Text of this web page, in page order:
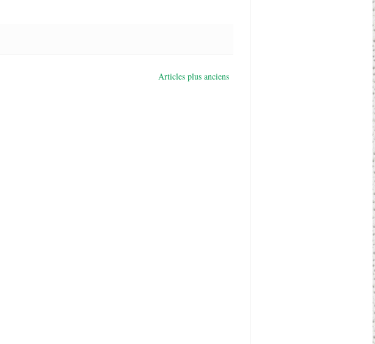
Articles plus anciens